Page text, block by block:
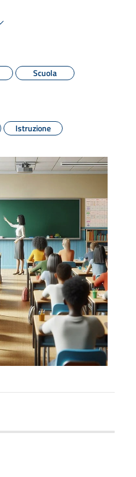
Scuola
Istruzione